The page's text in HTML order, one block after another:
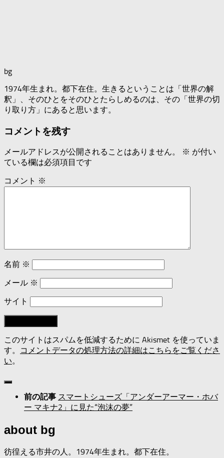
bg
1974年生まれ。都下在住。生きるということは「世界の解
釈」、そのひとをそのひとたらしめるのは、その「世界の切
り取り方」にあると思います。
コメントを残す
メールアドレスが公開されることはありません。 ※ が付い
ている欄は必須項目です
コメント ※
名前 ※
メール ※
サイト
このサイトはスパムを低減するために Akismet を使っていま
す。
コメントデータの処理方法の詳細はこちらをご覧くださ
い。
前の記事 スマートシューズ「アンダーアーマー・ホバ
ー マキナ2」に見た“泡沫の夢”
about bg
彷徨える市井の人。1974年生まれ。都下在住。